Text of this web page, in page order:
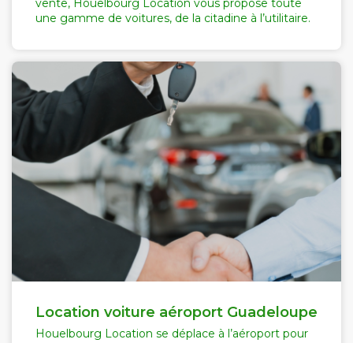
vente, Houelbourg Location vous propose toute
une gamme de voitures, de la citadine à l’utilitaire.
Location voiture aéroport Guadeloupe
Houelbourg Location se déplace à l’aéroport pour